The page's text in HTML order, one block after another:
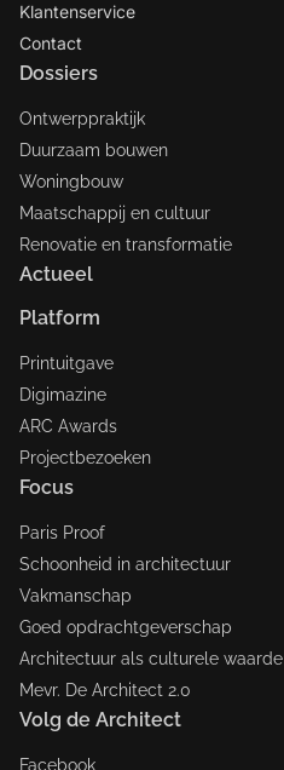
Klantenservice
Contact
Dossiers
Ontwerppraktijk
Duurzaam bouwen
Woningbouw
Maatschappij en cultuur
Renovatie en transformatie
Actueel
Platform
Printuitgave
Digimazine
ARC Awards
Projectbezoeken
Focus
Paris Proof
Schoonheid in architectuur
Vakmanschap
Goed opdrachtgeverschap
Architectuur als culturele waarde
Mevr. De Architect 2.0
Volg de Architect
Facebook